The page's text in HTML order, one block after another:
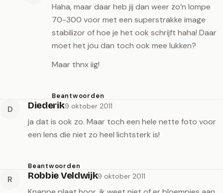
Haha, maar daar heb jij dan weer zo’n lompe
70-300 voor met een superstrakke image
stabilizor of hoe je het ook schrijft haha! Daar
moet het jou dan toch ook mee lukken?
Maar thnx iig!
Beantwoorden
D Diederik9 oktober 2011
ja dat is ook zo. Maar toch een hele nette foto voor
een lens die niet zo heel lichtsterk is!
Beantwoorden
R Robbie Veldwijk9 oktober 2011